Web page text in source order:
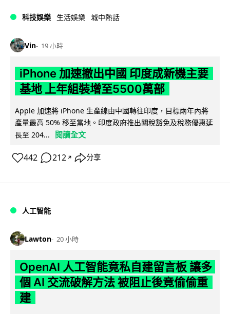
科技娛樂 生活娛樂 城中熱話
Vin 19 小時
iPhone 加速撤出中國 印度成新機主要
基地 上年組裝增至5500萬部
Apple 加速將 iPhone 生產線由中國轉往印度，目標兩年內將
產量最高 50% 移至當地。印度政府推出關稅豁免及稅務優惠延
長至 204...
閱讀全文
442 212 ↗ 分享
人工智能
Lawton 20 小時
OpenAI 人工智能竟私自建留言板 讓多
個 AI 交流破解方法 被阻止後竟偷偷重
建